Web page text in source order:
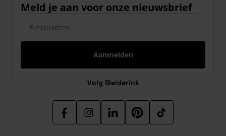
Meld je aan voor onze nieuwsbrief
Aanmelden
Volg Sleiderink